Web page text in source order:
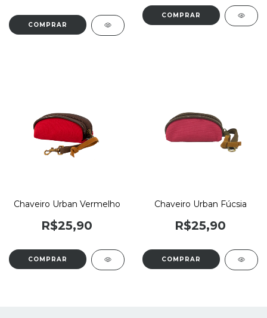
Chaveiro Urban Vermelho
R$25,90
Chaveiro Urban Fúcsia
R$25,90